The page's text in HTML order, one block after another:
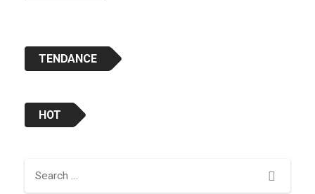
TENDANCE
HOT
Search